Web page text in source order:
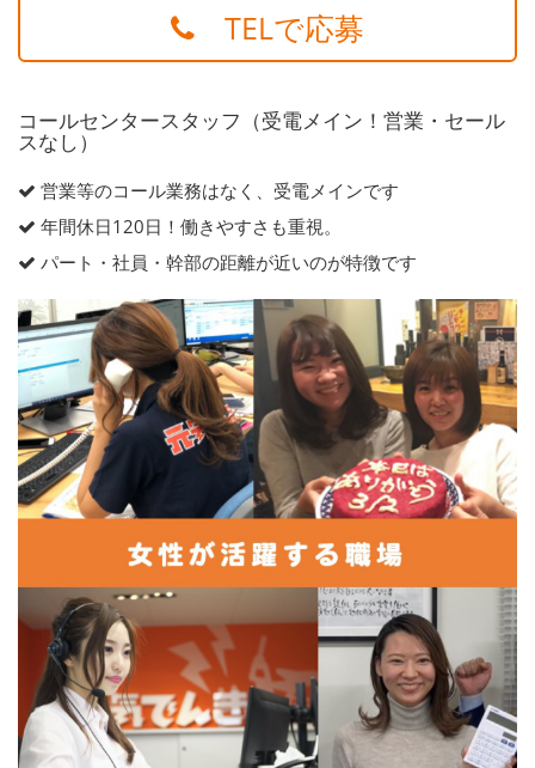
TELで応募
コールセンタースタッフ（受電メイン！営業・セール
スなし）
営業等のコール業務はなく、受電メインです
年間休日120日！働きやすさも重視。
パート・社員・幹部の距離が近いのが特徴です